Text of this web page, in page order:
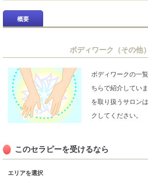
概要
ボディワーク（その他）
ボディワークの一
ちらで紹介してい
を取り扱うサロン
クしてください。
このセラピーを受けるなら
エリアを選択